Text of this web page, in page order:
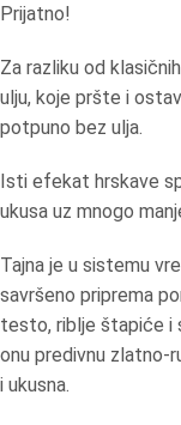
Prijatno!
Za razliku od
ulju, koje pršte i
potpuno bez ulja.
Isti efekat hrskave
ukusa uz mnogo
Tajna je u sistemu
savršeno priprema
testo, riblje štapiće i
onu predivnu zlatno-
i ukusna.